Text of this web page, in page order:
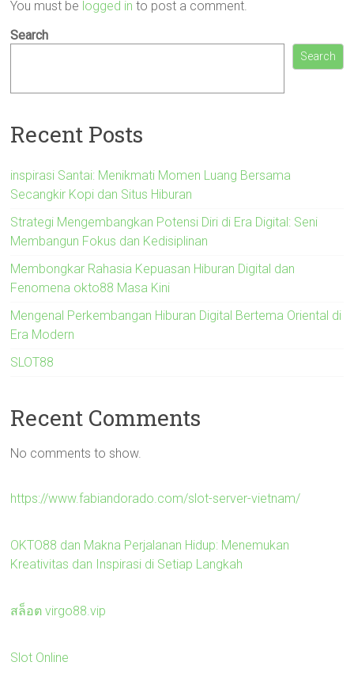
You must be logged in to post a comment.
Search
Search
Recent Posts
inspirasi Santai: Menikmati Momen Luang Bersama
Secangkir Kopi dan Situs Hiburan
Strategi Mengembangkan Potensi Diri di Era Digital: Seni
Membangun Fokus dan Kedisiplinan
Membongkar Rahasia Kepuasan Hiburan Digital dan
Fenomena okto88 Masa Kini
Mengenal Perkembangan Hiburan Digital Bertema Oriental di
Era Modern
SLOT88
Recent Comments
No comments to show.
https://www.fabiandorado.com/slot-server-vietnam/
OKTO88 dan Makna Perjalanan Hidup: Menemukan
Kreativitas dan Inspirasi di Setiap Langkah
สล็อต virgo88.vip
Slot Online